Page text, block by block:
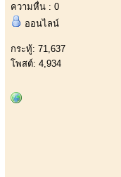
ความหื่น : 0
ออนไลน์
กระทู้: 71,637
โพสต์: 4,934